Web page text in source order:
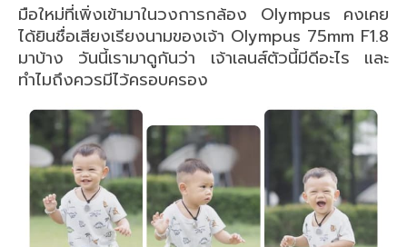
มือใหม่ที่เพิ่งเข้ามาในวงการกล้อง Olympus คงเคย
ได้ยินชื่อเสียงเรียงนามของเจ้า Olympus 75mm F1.8
มาบ้าง วันนี้เรามาดูกันว่า เจ้าเลนส์ตัวนี้มีดีอะไร และ
ทำไมถึงควรมีไว้ครอบครอง